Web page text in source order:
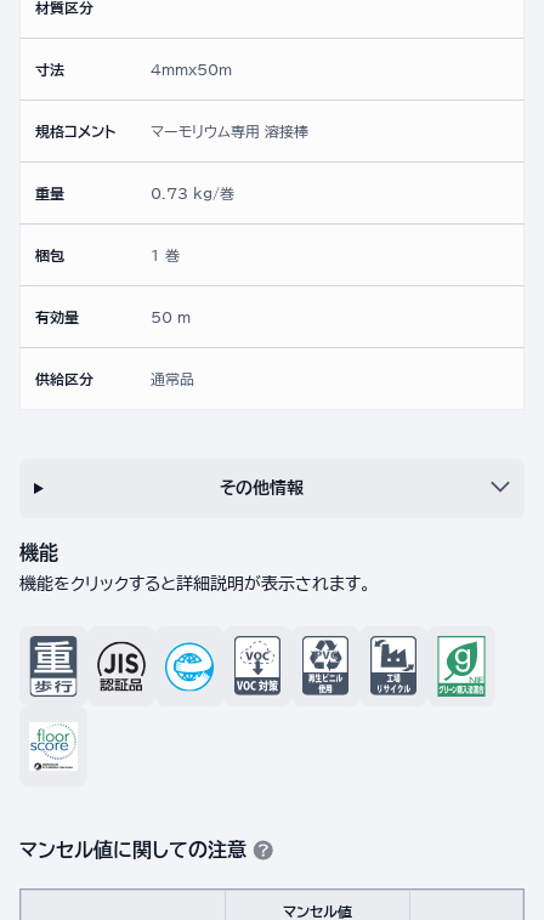
材質区分
寸法 4mmx50ｍ
規格コメント マーモリウム専用 溶接棒
重量 0.73 kg/巻
梱包 1 巻
有効量 50 m
供給区分 通常品
その他情報
機能
機能をクリックすると詳細説明が表示されます。
マンセル値に関しての注意
マンセル値